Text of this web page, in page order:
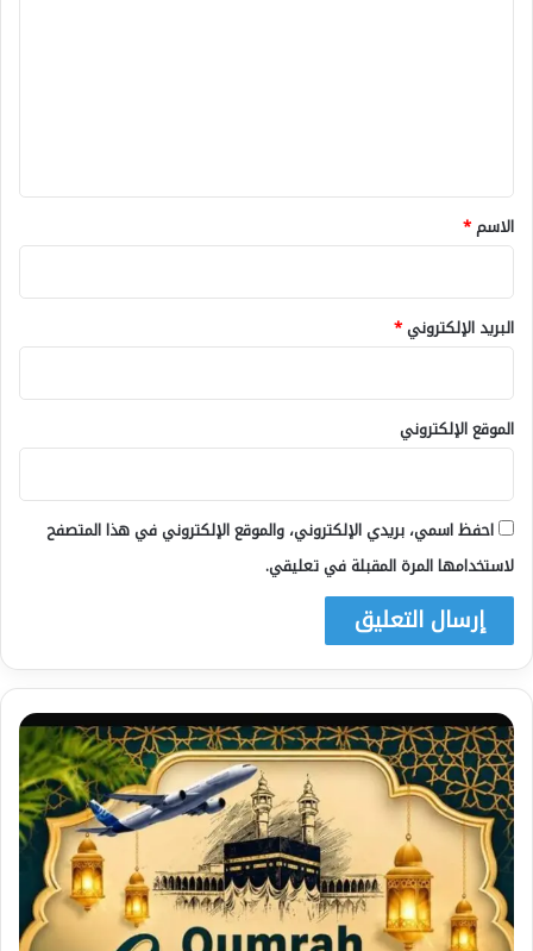
*
الاسم*
البريد الإلكتروني*
الموقع الإلكتروني
احفظ اسمي، بريدي الإلكتروني، والموقع الإلكتروني في هذا المتصفح
لاستخدامها المرة المقبلة في تعليقي.